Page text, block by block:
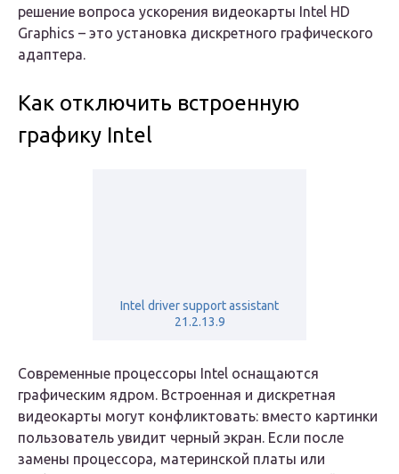
решение вопроса ускорения видеокарты Intel HD
Graphics – это установка дискретного графического
адаптера.
Как отключить встроенную
графику Intel
Intel driver support assistant
21.2.13.9
Современные процессоры Intel оснащаются
графическим ядром. Встроенная и дискретная
видеокарты могут конфликтовать: вместо картинки
пользователь увидит черный экран. Если после
замены процессора, материнской платы или